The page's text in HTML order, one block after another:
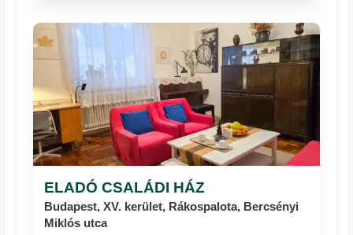
ELADÓ CSALÁDI HÁZ
Budapest, XV. kerület, Rákospalota, Bercsényi
Miklós utca